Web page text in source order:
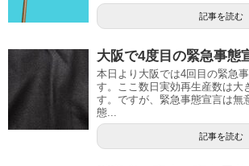
記事を読む
大阪で4度目の緊急事態
本日より大阪では4回目の緊急
す。ここ数日実効再生産数は大
す。ですが、緊急事態宣言は無
態...
記事を読む